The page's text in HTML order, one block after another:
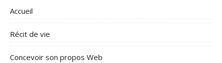
Accueil
Récit de vie
Concevoir son propos Web